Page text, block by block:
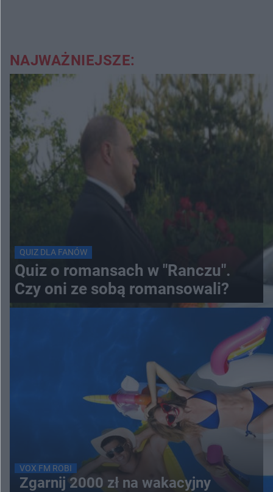
NAJWAŻNIEJSZE:
QUIZ DLA FANÓW
Quiz o romansach w "Ranczu".
Czy oni ze sobą romansowali?
VOX FM ROBI
Zgarnij 2000 zł na wakacyjny